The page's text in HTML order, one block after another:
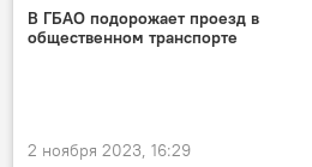
В ГБАО подорожает проезд в
общественном транспорте
2 ноября 2023, 16:29